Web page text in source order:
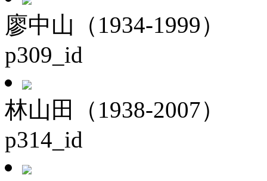
廖中山（1934-1999）
p309_id
林山田（1938-2007）
p314_id